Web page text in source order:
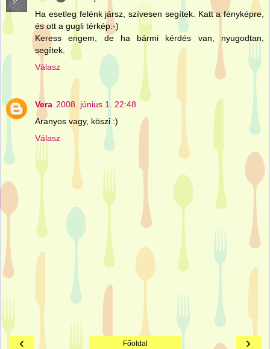
Ha esetleg felénk jársz, szívesen segítek. Katt a fényképre,
és ott a gugli térkép:-)
Keress engem, de ha bármi kérdés van, nyugodtan,
segítek.
Válasz
Vera 2008. június 1. 22:48
Aranyos vagy, köszi :)
Válasz
‹ ›
Főoldal